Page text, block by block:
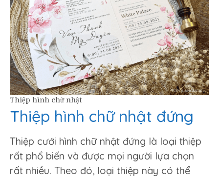
Thiệp hình chữ nhật
Thiệp hình chữ nhật đứng
Thiệp cưới hình chữ nhật đứng là loại thiệp
rất phổ biến và được mọi người lựa chọn
rất nhiều. Theo đó, loại thiệp này có thể